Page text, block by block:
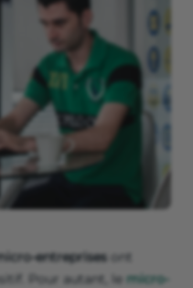
entreprises ont
Pour autant, le micro-